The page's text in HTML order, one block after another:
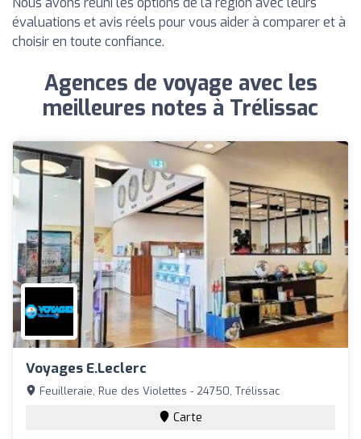
évaluations et avis réels pour vous aider à comparer et à
choisir en toute confiance.
Agences de voyage avec les
meilleures notes à Trélissac
Voyages E.Leclerc
Feuilleraie, Rue des Violettes - 24750, Trélissac
Carte